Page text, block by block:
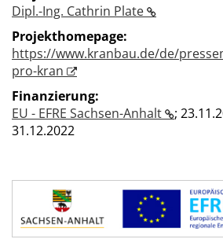
Dipl.-Ing. Cathrin Plate
Projekthomepage:
https://www.kranbau.de/de/
pro-kran
Finanzierung:
EU - EFRE Sachsen-Anhalt
;
31.12.2022